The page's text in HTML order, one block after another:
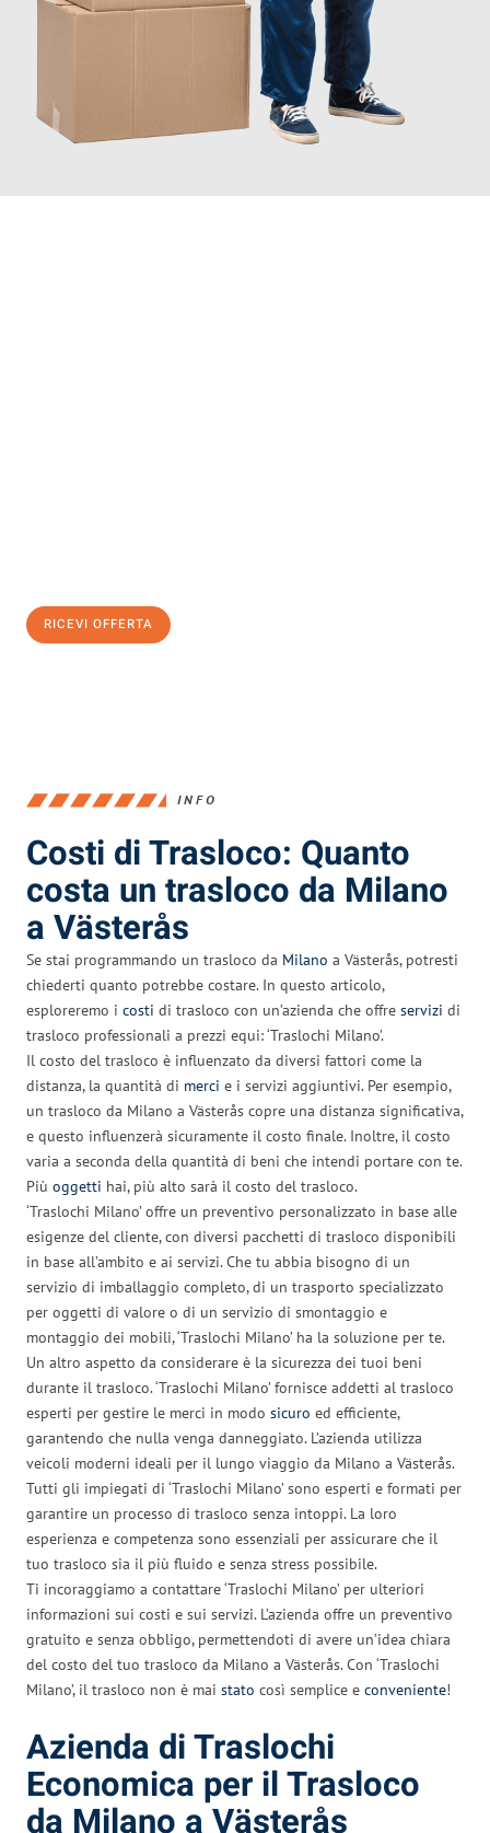
RICEVI OFFERTA
INFO
Costi di Trasloco: Quanto
costa un trasloco da Milano
a Västerås
Se stai programmando un trasloco da Milano a Västerås, potresti
chiederti quanto potrebbe costare. In questo articolo,
esploreremo i costi di trasloco con un’azienda che offre servizi di
trasloco professionali a prezzi equi: ‘Traslochi Milano’.
Il costo del trasloco è influenzato da diversi fattori come la
distanza, la quantità di merci e i servizi aggiuntivi. Per esempio,
un trasloco da Milano a Västerås copre una distanza significativa,
e questo influenzerà sicuramente il costo finale. Inoltre, il costo
varia a seconda della quantità di beni che intendi portare con te.
Più oggetti hai, più alto sarà il costo del trasloco.
‘Traslochi Milano’ offre un preventivo personalizzato in base alle
esigenze del cliente, con diversi pacchetti di trasloco disponibili
in base all’ambito e ai servizi. Che tu abbia bisogno di un
servizio di imballaggio completo, di un trasporto specializzato
per oggetti di valore o di un servizio di smontaggio e
montaggio dei mobili, ‘Traslochi Milano’ ha la soluzione per te.
Un altro aspetto da considerare è la sicurezza dei tuoi beni
durante il trasloco. ‘Traslochi Milano’ fornisce addetti al trasloco
esperti per gestire le merci in modo sicuro ed efficiente,
garantendo che nulla venga danneggiato. L’azienda utilizza
veicoli moderni ideali per il lungo viaggio da Milano a Västerås.
Tutti gli impiegati di ‘Traslochi Milano’ sono esperti e formati per
garantire un processo di trasloco senza intoppi. La loro
esperienza e competenza sono essenziali per assicurare che il
tuo trasloco sia il più fluido e senza stress possibile.
Ti incoraggiamo a contattare ‘Traslochi Milano’ per ulteriori
informazioni sui costi e sui servizi. L’azienda offre un preventivo
gratuito e senza obbligo, permettendoti di avere un’idea chiara
del costo del tuo trasloco da Milano a Västerås. Con ‘Traslochi
Milano’, il trasloco non è mai stato così semplice e conveniente!
Azienda di Traslochi
Economica per il Trasloco
da Milano a Västerås